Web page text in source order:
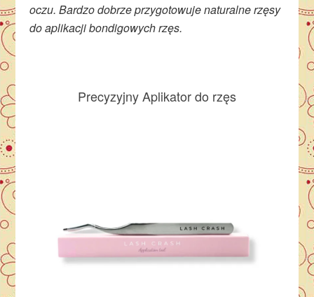
oczu. Bardzo dobrze przygotowuje naturalne rzęsy
do aplikacji bondigowych rzęs.
Precyzyjny Aplikator do rzęs